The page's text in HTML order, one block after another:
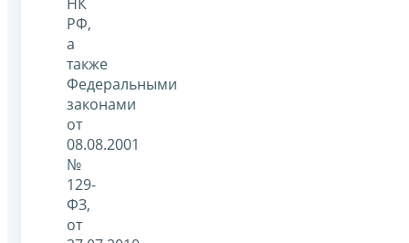
РФ,
а
также
Федеральными
законами
от
08.08.2001
№
129-
ФЗ,
от